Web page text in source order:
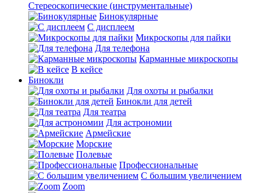
Стереоскопические (инструментальные)
Бинокулярные
С дисплеем
Микроскопы для пайки
Для телефона
Карманные микроскопы
В кейсе
Бинокли
Для охоты и рыбалки
Бинокли для детей
Для театра
Для астрономии
Армейские
Морские
Полевые
Профессиональные
С большим увеличением
Zoom